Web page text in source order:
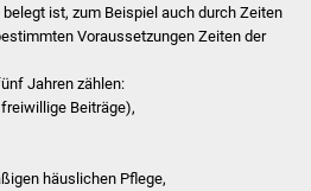
ist, zum Beispiel auch durch Zeiten
Voraussetzungen Zeiten der
Jahren zählen:
Beiträge),
häuslichen Pflege,